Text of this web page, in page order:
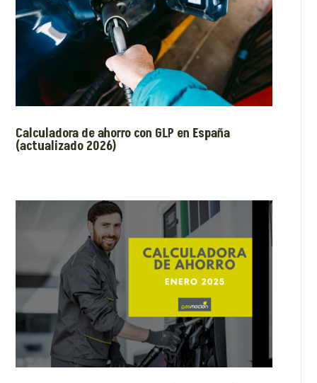
Calculadora de ahorro con GLP en España
(actualizado 2026)